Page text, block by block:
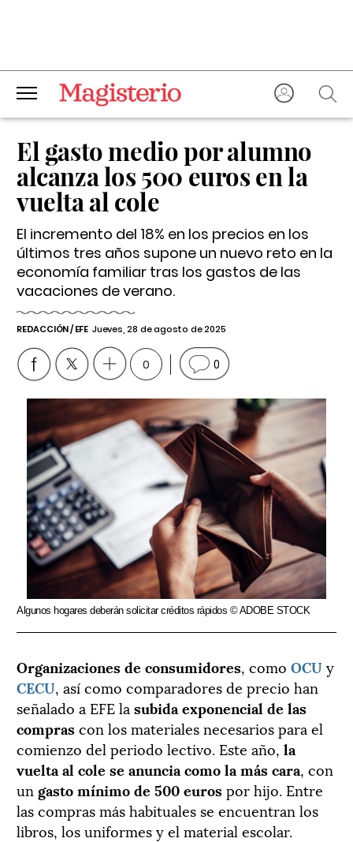
El gasto medio por alumno
alcanza los 500 euros en la
vuelta al cole
El incremento del 18% en los precios en los
últimos tres años supone un nuevo reto en la
economía familiar tras los gastos de las
vacaciones de verano.
REDACCIÓN / EFE Jueves, 28 de agosto de 2025
0 0
Algunos hogares deberán solicitar créditos rápidos © ADOBE STOCK
Organizaciones de consumidores, como OCUy
CECU, así como comparadores de precio han
señalado a EFE la subida exponencial de las
comprascon los materiales necesarios para el
comienzo del periodo lectivo. Este año, la
vuelta al cole se anuncia como la más cara, con
un gasto mínimo de 500 eurospor hijo. Entre
las compras más habituales se encuentran los
libros, los uniformes y el material escolar.